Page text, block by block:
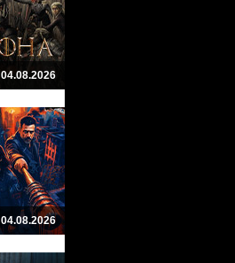
04.08.2026
04.08.2026